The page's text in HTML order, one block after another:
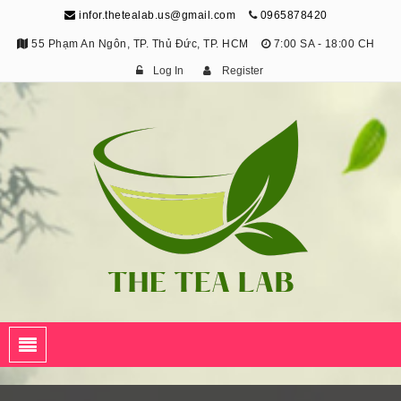
infor.thetealab.us@gmail.com 0965878420
55 Phạm An Ngôn, TP. Thủ Đức, TP. HCM 7:00 SA - 18:00 CH
Log In Register